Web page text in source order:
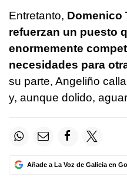
Entretanto, Domenico
refuerzan un puesto
enormemente
necesidades para
su parte, Angeliño
y, aunque dolido,
Añade a La Voz de Galicia en